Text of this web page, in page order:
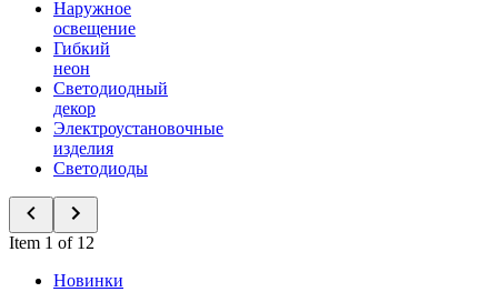
Наружное
освещение
Гибкий
неон
Светодиодный
декор
Электроустановочные
изделия
Светодиоды
Item 1 of 12
Новинки